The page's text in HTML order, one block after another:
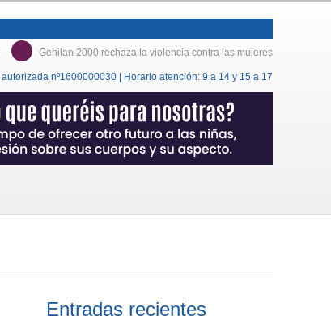
Gehilan 2000 rechaza la violencia contra las mujeres
nº1600000030 | Horario atención: 9 a 14 y 15 a 17
Entradas recientes